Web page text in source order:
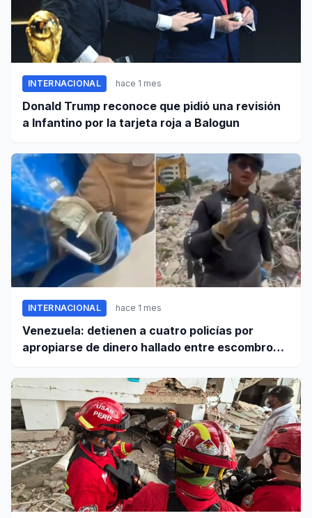
INTERNACIONAL hace 1 mes
Donald Trump reconoce que pidió una revisión
a Infantino por la tarjeta roja a Balogun
INTERNACIONAL hace 1 mes
Venezuela: detienen a cuatro policías por
apropiarse de dinero hallado entre escombros